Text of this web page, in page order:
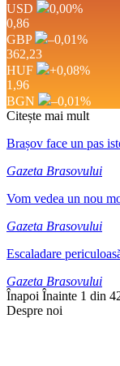
USD
0,00%
0,86
GBP
–0,01%
362,23
HUF
+0,08%
1,96
BGN
–0,01%
Citește mai mult
Brașov face un pas
Gazeta Brasovului
Vom vedea un nou
Gazeta Brasovului
Escaladare
Gazeta Brasovului
Înapoi Înainte 1 din
Despre noi